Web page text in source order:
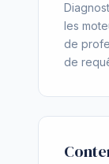
les
de
de